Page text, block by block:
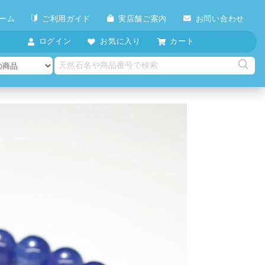
ム ご利用ガイド 実店舗ご案内 お問い合わせ
ログイン お気に入り カート